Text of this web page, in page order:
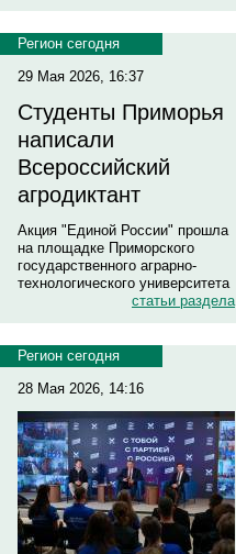
Регион сегодня
29 Мая 2026, 16:37
Студенты Приморья
написали
Всероссийский
агродиктант
Акция "Единой России" прошла
на площадке Приморского
государственного аграрно-
технологического университета
статьи раздела
Регион сегодня
28 Мая 2026, 14:16